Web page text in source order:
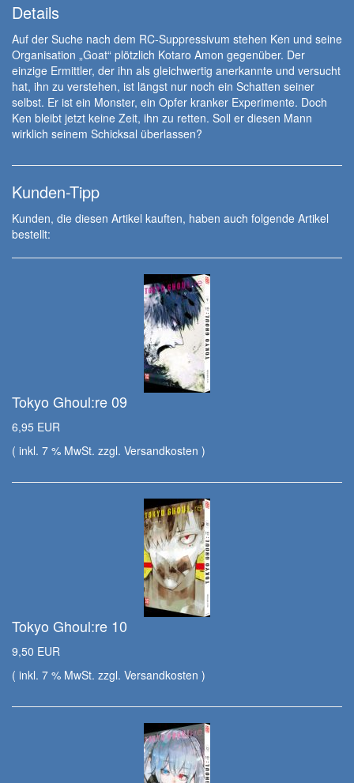
Details
Auf der Suche nach dem RC-Suppressivum stehen Ken und seine
Organisation „Goat“ plötzlich Kotaro Amon gegenüber. Der
einzige Ermittler, der ihn als gleichwertig anerkannte und versucht
hat, ihn zu verstehen, ist längst nur noch ein Schatten seiner
selbst. Er ist ein Monster, ein Opfer kranker Experimente. Doch
Ken bleibt jetzt keine Zeit, ihn zu retten. Soll er diesen Mann
wirklich seinem Schicksal überlassen?
Kunden-Tipp
Kunden, die diesen Artikel kauften, haben auch folgende Artikel
bestellt:
Tokyo Ghoul:re 09
6,95 EUR
( inkl. 7 % MwSt. zzgl. Versandkosten )
Tokyo Ghoul:re 10
9,50 EUR
( inkl. 7 % MwSt. zzgl. Versandkosten )